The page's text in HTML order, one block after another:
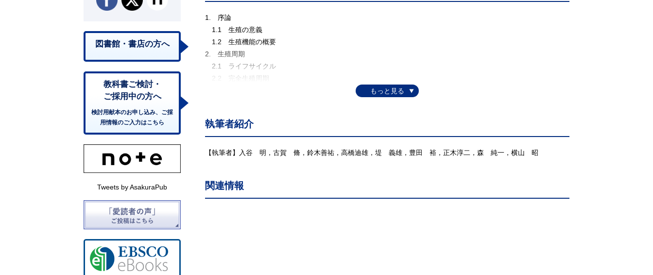
1. 序論
1.1 生殖の意義
1.2 生殖機能の概要
2. 生殖周期
2.1 ライフサイクル
2.2 完全生殖周期
3.1 遺伝的性
3.2 生殖腺の性決定要因
3.3 生殖腺と副生殖器の発生
4. 性細胞と生殖器
4.1 性細胞の起源
執筆者紹介
【執筆者】入谷 明，古賀 脩，鈴木善祐，高橋迪雄，堤 義雄，豊田 裕，正木淳二，森 純一，横山 昭
関連情報
図書館・書店の方へ
教科書ご検討・
ご採用中の方へ
検討用献本のお申し込み、ご採
用情報のご入力はこちら
Tweets by AsakuraPub